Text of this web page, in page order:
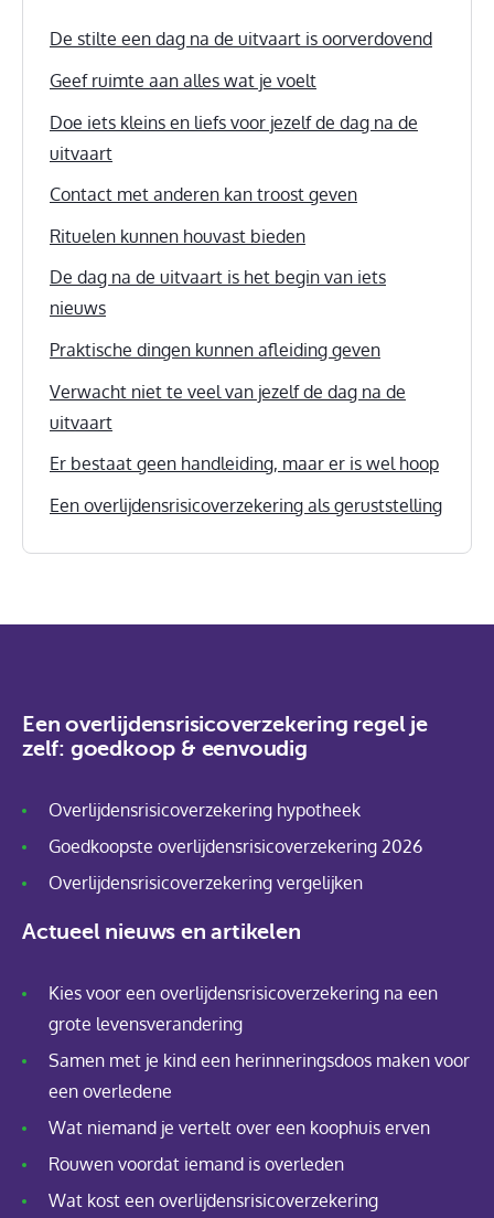
De stilte een dag na de uitvaart is oorverdovend
Geef ruimte aan alles wat je voelt
Doe iets kleins en liefs voor jezelf de dag na de
uitvaart
Contact met anderen kan troost geven
Rituelen kunnen houvast bieden
De dag na de uitvaart is het begin van iets
nieuws
Praktische dingen kunnen afleiding geven
Verwacht niet te veel van jezelf de dag na de
uitvaart
Er bestaat geen handleiding, maar er is wel hoop
Een overlijdensrisicoverzekering als geruststelling
Een overlijdensrisicoverzekering regel je
zelf: goedkoop & eenvoudig
Overlijdensrisicoverzekering hypotheek
Goedkoopste overlijdensrisicoverzekering 2026
Overlijdensrisicoverzekering vergelijken
Actueel nieuws en artikelen
Kies voor een overlijdensrisicoverzekering na een
grote levensverandering
Samen met je kind een herinneringsdoos maken voor
een overledene
Wat niemand je vertelt over een koophuis erven
Rouwen voordat iemand is overleden
Wat kost een overlijdensrisicoverzekering